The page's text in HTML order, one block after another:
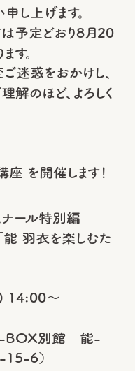
し上げます。
は予定どおり8月20
す。
迷惑をおかけし、
解のほど、よろしく
を開催します！
ナール特別編
能 羽衣を楽しむた
14:00～
BOX別館 能-
15-6）